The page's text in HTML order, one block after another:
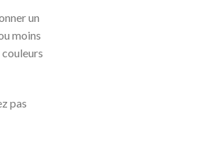
un
moins
pas